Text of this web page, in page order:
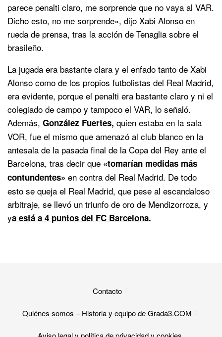
parece penalti claro, me sorprende que no vaya al VAR.
Dicho esto, no me sorprende», dijo Xabi Alonso en
rueda de prensa, tras la acción de Tenaglia sobre el
brasileño.
La jugada era bastante clara y el enfado tanto de Xabi
Alonso como de los propios futbolistas del Real Madrid,
era evidente, porque el penalti era bastante claro y ni el
colegiado de campo y tampoco el VAR, lo señaló.
Además, González Fuertes, quien estaba en la sala
VOR, fue el mismo que amenazó al club blanco en la
antesala de la pasada final de la Copa del Rey ante el
Barcelona, tras decir que «tomarían medidas más
contundentes» en contra del Real Madrid. De todo
esto se queja el Real Madrid, que pese al escandaloso
arbitraje, se llevó un triunfo de oro de Mendizorroza, y
ya está a 4 puntos del FC Barcelona.
Contacto
Quiénes somos – Historia y equipo de Grada3.COM